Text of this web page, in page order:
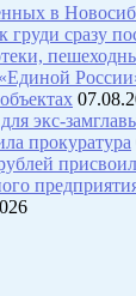
в
груди сразу
экс-
прокуратура